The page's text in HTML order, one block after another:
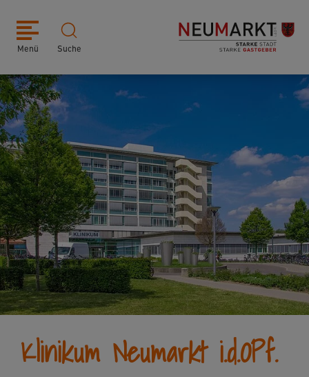
Menü Suche
Klinikum Neumarkt i.d.OPf.